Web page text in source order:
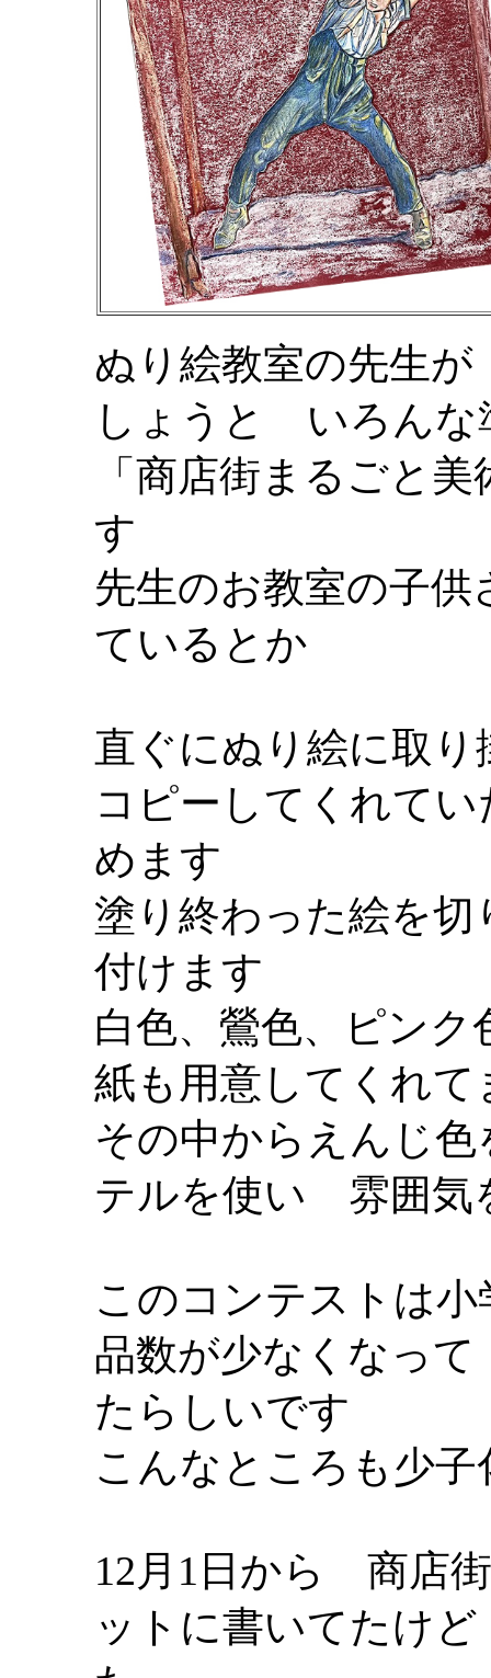
ぬり絵教室の先生
しょうと いろんな
「商店街まるごと
す
先生のお教室の子
ているとか
直ぐにぬり絵に取
コピーしてくれて
めます
塗り終わった絵を
付けます
白色、鶯色、ピン
紙も用意してくれて
その中からえんじ
テルを使い 雰囲気
このコンテストは
品数が少なくなっ
たらしいです
こんなところも少
12月1日から 商店
ットに書いてたけ